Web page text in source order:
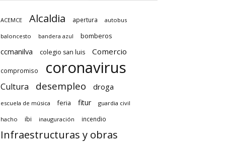
ACEMCE Alcaldia apertura autobus
baloncesto bandera azul bomberos
ccmanilva colegio san luis Comercio
compromiso coronavirus
Cultura desempleo droga
escuela de música feria fitur guardia civil
hacho ibi inauguración incendio
Infraestructuras y obras